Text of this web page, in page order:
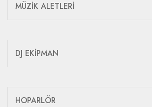
MÜZİK ALETLERİ
DJ EKİPMAN
HOPARLÖR